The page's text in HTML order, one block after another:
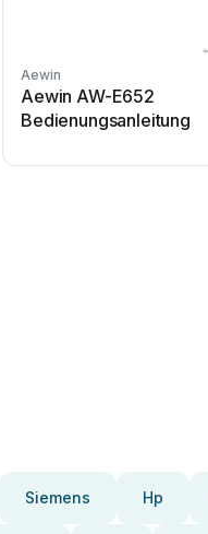
Aewin
Aewin AW-E652
Bedienungsanleitung
Siemens Hp